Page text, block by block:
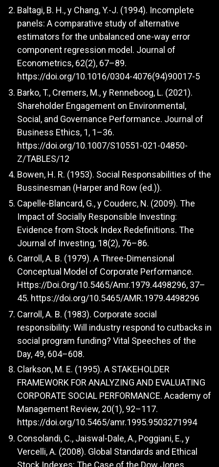
Baltagi, B. H., y Chang, Y.-J. (1994). Incomplete
panels: A comparative study of alternative
estimators for the unbalanced one-way error
component regression model. Journal of
Econometrics, 62(2), 67–89.
https://doi.org/10.1016/0304-4076(94)90017-5
Barko, T., Cremers, M., y Renneboog, L. (2021).
Shareholder Engagement on Environmental,
Social, and Governance Performance. Journal of
Business Ethics, 1, 1–36.
https://doi.org/10.1007/S10551-021-04850-
Z/TABLES/12
Bowen, H. R. (1953). Social Responsabilities of the
Bussinesman (Harper and Row (ed.)).
Capelle-Blancard, G., y Couderc, N. (2009). The
Impact of Socially Responsible Investing:
Evidence from Stock Index Redefinitions. The
Journal of Investing, 18(2), 76–86.
Carroll, A. B. (1979). A Three-Dimensional
Conceptual Model of Corporate Performance.
Https://Doi.Org/10.5465/Amr.1979.4498296, 37–
45. https://doi.org/10.5465/AMR.1979.4498296
Carroll, A. B. (1983). Corporate social
responsibility: Will industry respond to cutbacks in
social program funding? Vital Speeches of the
Day, 49, 604–608.
Clarkson, M. E. (1995). A STAKEHOLDER
FRAMEWORK FOR ANALYZING AND EVALUATING
CORPORATE SOCIAL PERFORMANCE. Academy of
Management Review, 20(1), 92–117.
https://doi.org/10.5465/amr.1995.9503271994
Consolandi, C., Jaiswal-Dale, A., Poggiani, E., y
Vercelli, A. (2008). Global Standards and Ethical
Stock Indexes: The Case of the Dow Jones